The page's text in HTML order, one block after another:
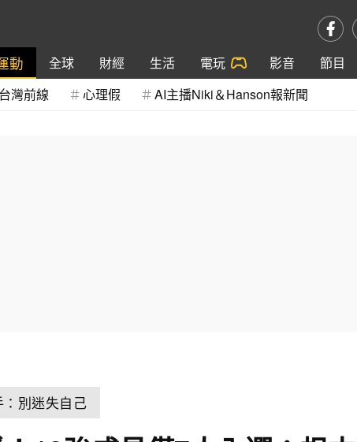
動 全球 財經 生活 電玩 影音 節目
台灣前線 心理假 AI主播Niki＆Hanson報新聞
別迷失自己